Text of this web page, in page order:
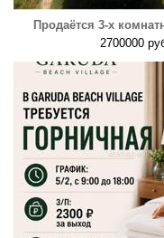
Продаётся 3-х
2700000